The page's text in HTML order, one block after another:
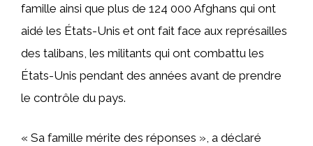
famille ainsi que plus de 124 000 Afghans qui ont
aidé les États-Unis et ont fait face aux représailles
des talibans, les militants qui ont combattu les
États-Unis pendant des années avant de prendre
le contrôle du pays.
« Sa famille mérite des réponses », a déclaré